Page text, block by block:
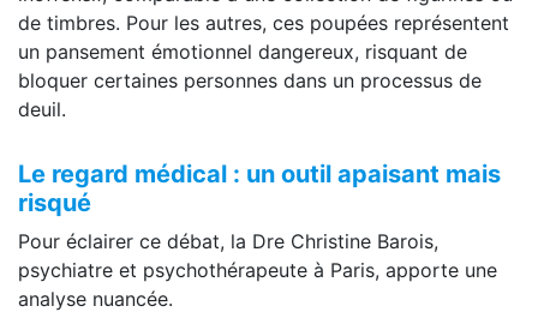
de timbres. Pour les autres, ces poupées représentent
un pansement émotionnel dangereux, risquant de
bloquer certaines personnes dans un processus de
deuil.
Le regard médical : un outil apaisant mais
risqué
Pour éclairer ce débat, la Dre Christine Barois,
psychiatre et psychothérapeute à Paris, apporte une
analyse nuancée.